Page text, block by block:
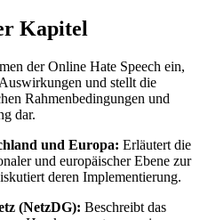
Kapitel
der Online Hate Speech ein,
und stellt die
Rahmenbedingungen und
dar.
und Europa: Erläutert die
und europäischer Ebene zur
deren Implementierung.
(NetzDG): Beschreibt das